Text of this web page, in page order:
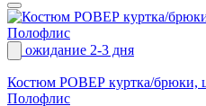
ожидание 2-3 дня
Костюм РОВЕР куртка/брюки,
Полофлис